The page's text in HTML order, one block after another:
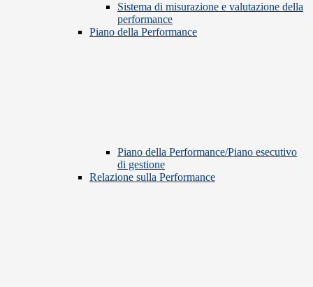
Sistema di misurazione e valutazione della
performance
Piano della Performance
Piano della Performance/Piano esecutivo
di gestione
Relazione sulla Performance